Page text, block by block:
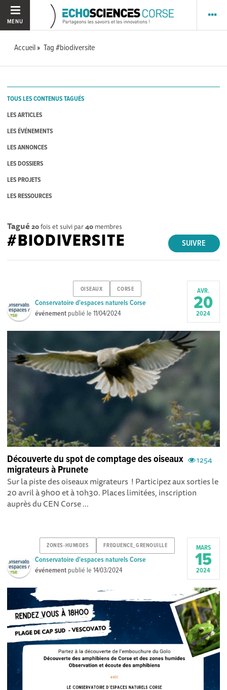
MENU
Accueil Tag #biodiversite
TOUS LES CONTENUS TAGUÉS
LES ARTICLES
LES ÉVÉNEMENTS
LES ANNONCES
LES DOSSIERS
LES PROJETS
LES RESSOURCES
Tagué 20fois et suivi par40 membres
SUIVRE
#BIODIVERSITE
OISEAUX CORSE
Conservatoire d'espaces naturels Corse
événement publié le11/04/2024
AVR.
20
2024
1254
Découverte du spot de comptage des oiseaux
migrateurs à Prunete
Sur la piste des oiseaux migrateurs ! Participez aux sorties le
20 avril à 9h00 et à 10h30. Places limitées, inscription
auprès du CEN Corse ...
ZONES-HUMIDES FREQUENCE_GRENOUILLE
Conservatoire d'espaces naturels Corse
événement publié le14/03/2024
MARS
15
2024